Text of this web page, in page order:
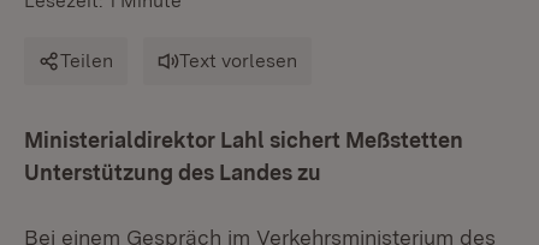
Teilen Text vorlesen
Ministerialdirektor Lahl sichert Meßstetten
Unterstützung des Landes zu
Bei einem Gespräch im Verkehrsministerium des